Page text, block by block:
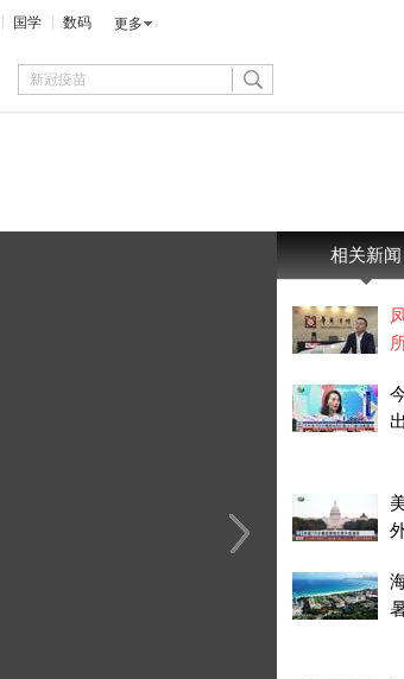
国学 数码 更多
联合国：7月全球食品价
相关新闻